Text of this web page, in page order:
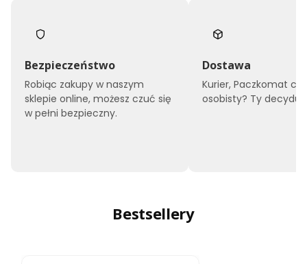
Bezpieczeństwo
Robiąc zakupy w naszym
sklepie online, możesz czuć się
w pełni bezpieczny.
Dostawa
Kurier, Paczkomat
osobisty? Ty
Bestsellery